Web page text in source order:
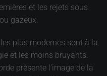
et les rejets sous
gazeux.
plus modernes sont à la
et les moins bruyants.
présente l’image de la